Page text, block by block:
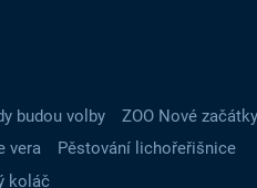
budou volby
ZOO Nové začátky
vera
Pěstování lichořeřišnice
koláč